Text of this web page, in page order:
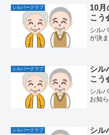
シルバークラブ
10月
こう
シル
が決
シルバークラブ
シル
こう
シル
お知
シルバークラブ
シル